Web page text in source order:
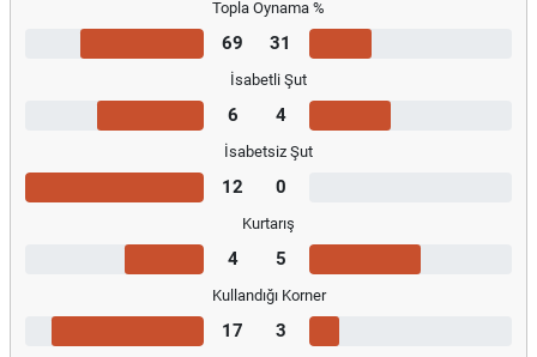
Topla Oynama %
69 31
İsabetli Şut
6 4
İsabetsiz Şut
12 0
Kurtarış
4 5
Kullandığı Korner
17 3